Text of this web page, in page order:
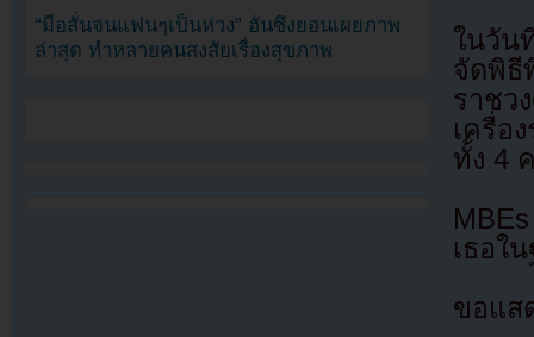
ในวัน
จัดพิธี
ราชว
เครื่อ
ทั้ง 4
เธอใ
ขอแส
“มือสั่นจนแฟนๆเป็นห่วง” ฮันซึงยอนเผยภาพ
ล่าสุด ทำหลายคนสงสัยเรื่องสุขภาพ